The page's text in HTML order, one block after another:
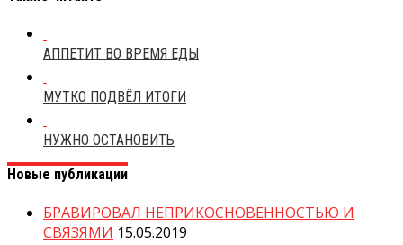
АППЕТИТ ВО ВРЕМЯ ЕДЫ
МУТКО ПОДВЁЛ ИТОГИ
НУЖНО ОСТАНОВИТЬ
Новые публикации
БРАВИРОВАЛ НЕПРИКОСНОВЕННОСТЬЮ И
СВЯЗЯМИ 15.05.2019